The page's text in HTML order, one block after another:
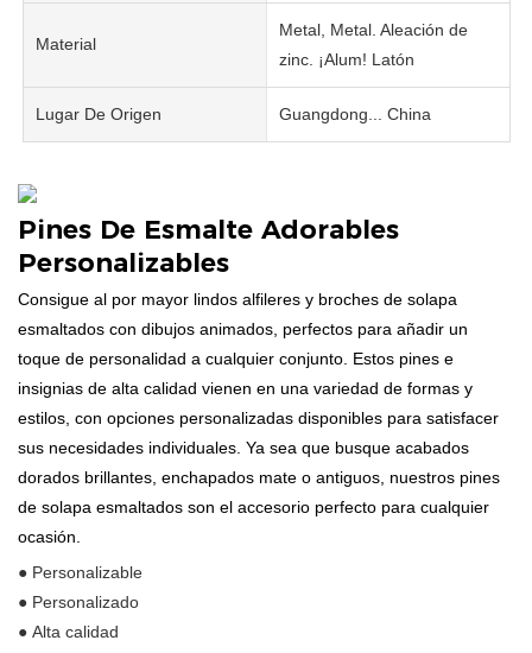
Material
Metal, Metal. Aleación de
zinc. ¡Alum! Latón
Lugar De Origen Guangdong... China
Pines De Esmalte Adorables
Personalizables
Consigue al por mayor lindos alfileres y broches de solapa
esmaltados con dibujos animados, perfectos para añadir un
toque de personalidad a cualquier conjunto. Estos pines e
insignias de alta calidad vienen en una variedad de formas y
estilos, con opciones personalizadas disponibles para satisfacer
sus necesidades individuales. Ya sea que busque acabados
dorados brillantes, enchapados mate o antiguos, nuestros pines
de solapa esmaltados son el accesorio perfecto para cualquier
ocasión.
● Personalizable
● Personalizado
● Alta calidad